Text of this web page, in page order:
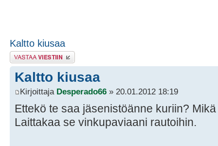
Kaltto kiusaa
Lähetä vastaus
Kaltto kiusaa
Kirjoittaja Desperado66 » 20.01.2012 18:19
Ettekö te saa jäsenistöänne kuriin?
Laittakaa se vinkupaviaani rautoihin.